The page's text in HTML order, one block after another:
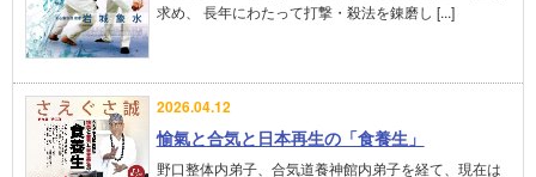
求め、 長年にわたって打撃・殺法を錬磨し [...]
2026.04.12
愉氣と合気と日本再生の「食養生」
野口整体内弟子、合気道養神館内弟子を経て、現在は